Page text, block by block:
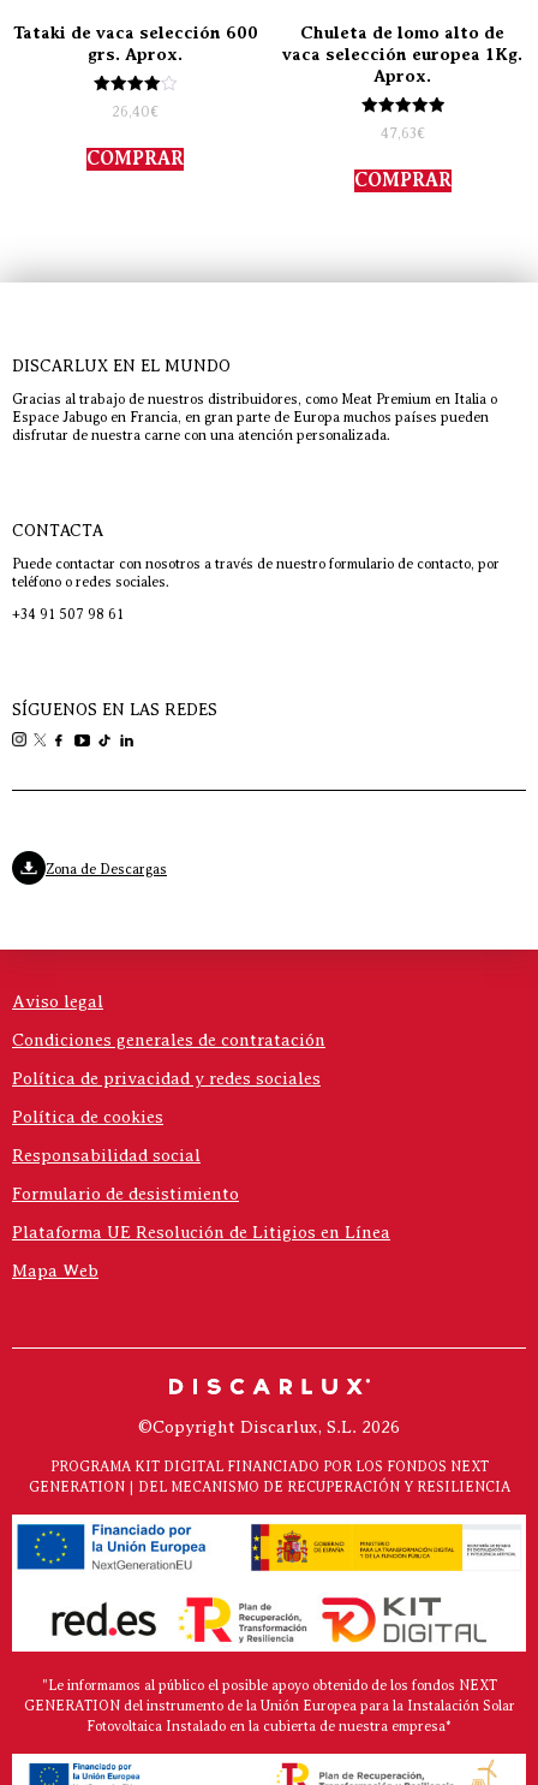
Tataki de vaca selección 600
grs. Aprox.
Valorado
con
de 5
26,40€
COMPRAR
Chuleta de lomo alto de
vaca selección europea 1Kg.
Aprox.
Valorado
con
de 5
47,63€
COMPRAR
DISCARLUX EN EL MUNDO
Gracias al trabajo de nuestros distribuidores, como Meat Premium en Italia o
Espace Jabugo en Francia, en gran parte de Europa muchos países pueden
disfrutar de nuestra carne con una atención personalizada.
CONTACTA
Puede contactar con nosotros a través de nuestro formulario de contacto, por
teléfono o redes sociales.
+34 91 507 98 61
SÍGUENOS EN LAS REDES
Zona de Descargas
Aviso legal
Condiciones generales de contratación
Política de privacidad y redes sociales
Política de cookies
Responsabilidad social
Formulario de desistimiento
Plataforma UE Resolución de Litigios en Línea
Mapa Web
©Copyright Discarlux, S.L. 2026
PROGRAMA KIT DIGITAL FINANCIADO POR LOS FONDOS NEXT
GENERATION | DEL MECANISMO DE RECUPERACIÓN Y RESILIENCIA
"Le informamos al público el posible apoyo obtenido de los fondos NEXT
GENERATION del instrumento de la Unión Europea para la Instalación Solar
Fotovoltaica Instalado en la cubierta de nuestra empresa*